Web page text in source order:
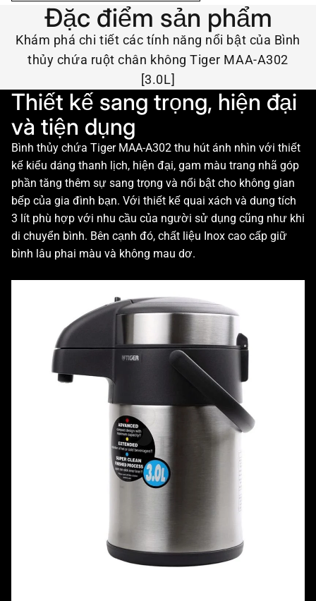
Đặc điểm sản phẩm
Khám phá chi tiết các tính năng nổi bật của Bình
thủy chứa ruột chân không Tiger MAA-A302
[3.0L]
Thiết kế sang trọng, hiện đại
và tiện dụng
Bình thủy chứa Tiger MAA-A302 thu hút ánh nhìn với thiết
kế kiểu dáng thanh lịch, hiện đại, gam màu trang nhã góp
phần tăng thêm sự sang trọng và nổi bật cho không gian
bếp của gia đình bạn. Với thiết kế quai xách và dung tích
3 lít phù hợp với nhu cầu của người sử dụng cũng như khi
di chuyển bình. Bên cạnh đó, chất liệu Inox cao cấp giữ
bình lâu phai màu và không mau dơ.